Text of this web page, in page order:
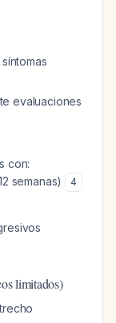
evaluaciones
con:
semanas)
4
limitados)